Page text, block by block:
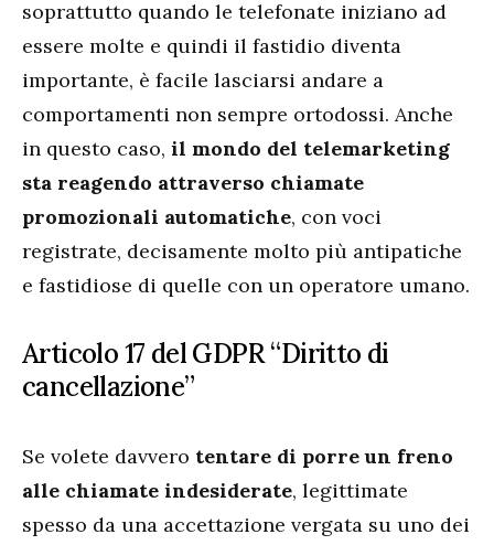
soprattutto quando le telefonate iniziano ad
essere molte e quindi il fastidio diventa
importante, è facile lasciarsi andare a
comportamenti non sempre ortodossi. Anche
in questo caso, il mondo del telemarketing
sta reagendo attraverso chiamate
promozionali automatiche, con voci
registrate, decisamente molto più antipatiche
e fastidiose di quelle con un operatore umano.
Articolo 17 del GDPR “Diritto di
cancellazione”
Se volete davvero tentare di porre un freno
alle chiamate indesiderate, legittimate
spesso da una accettazione vergata su uno dei